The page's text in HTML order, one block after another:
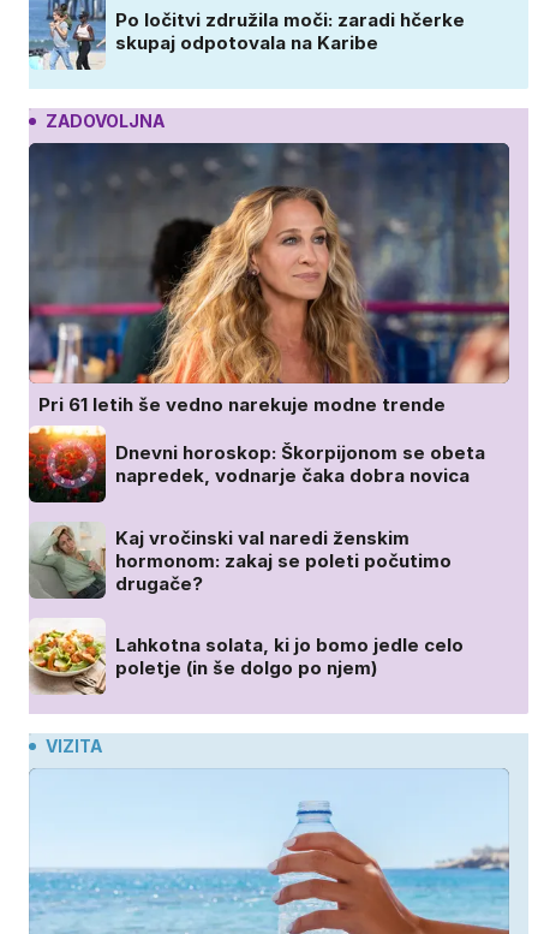
Po ločitvi združila moči: zaradi hčerke
skupaj odpotovala na Karibe
ZADOVOLJNA
Pri 61 letih še vedno narekuje modne trende
Dnevni horoskop: Škorpijonom se obeta
napredek, vodnarje čaka dobra novica
Kaj vročinski val naredi ženskim
hormonom: zakaj se poleti počutimo
drugače?
Lahkotna solata, ki jo bomo jedle celo
poletje (in še dolgo po njem)
VIZITA